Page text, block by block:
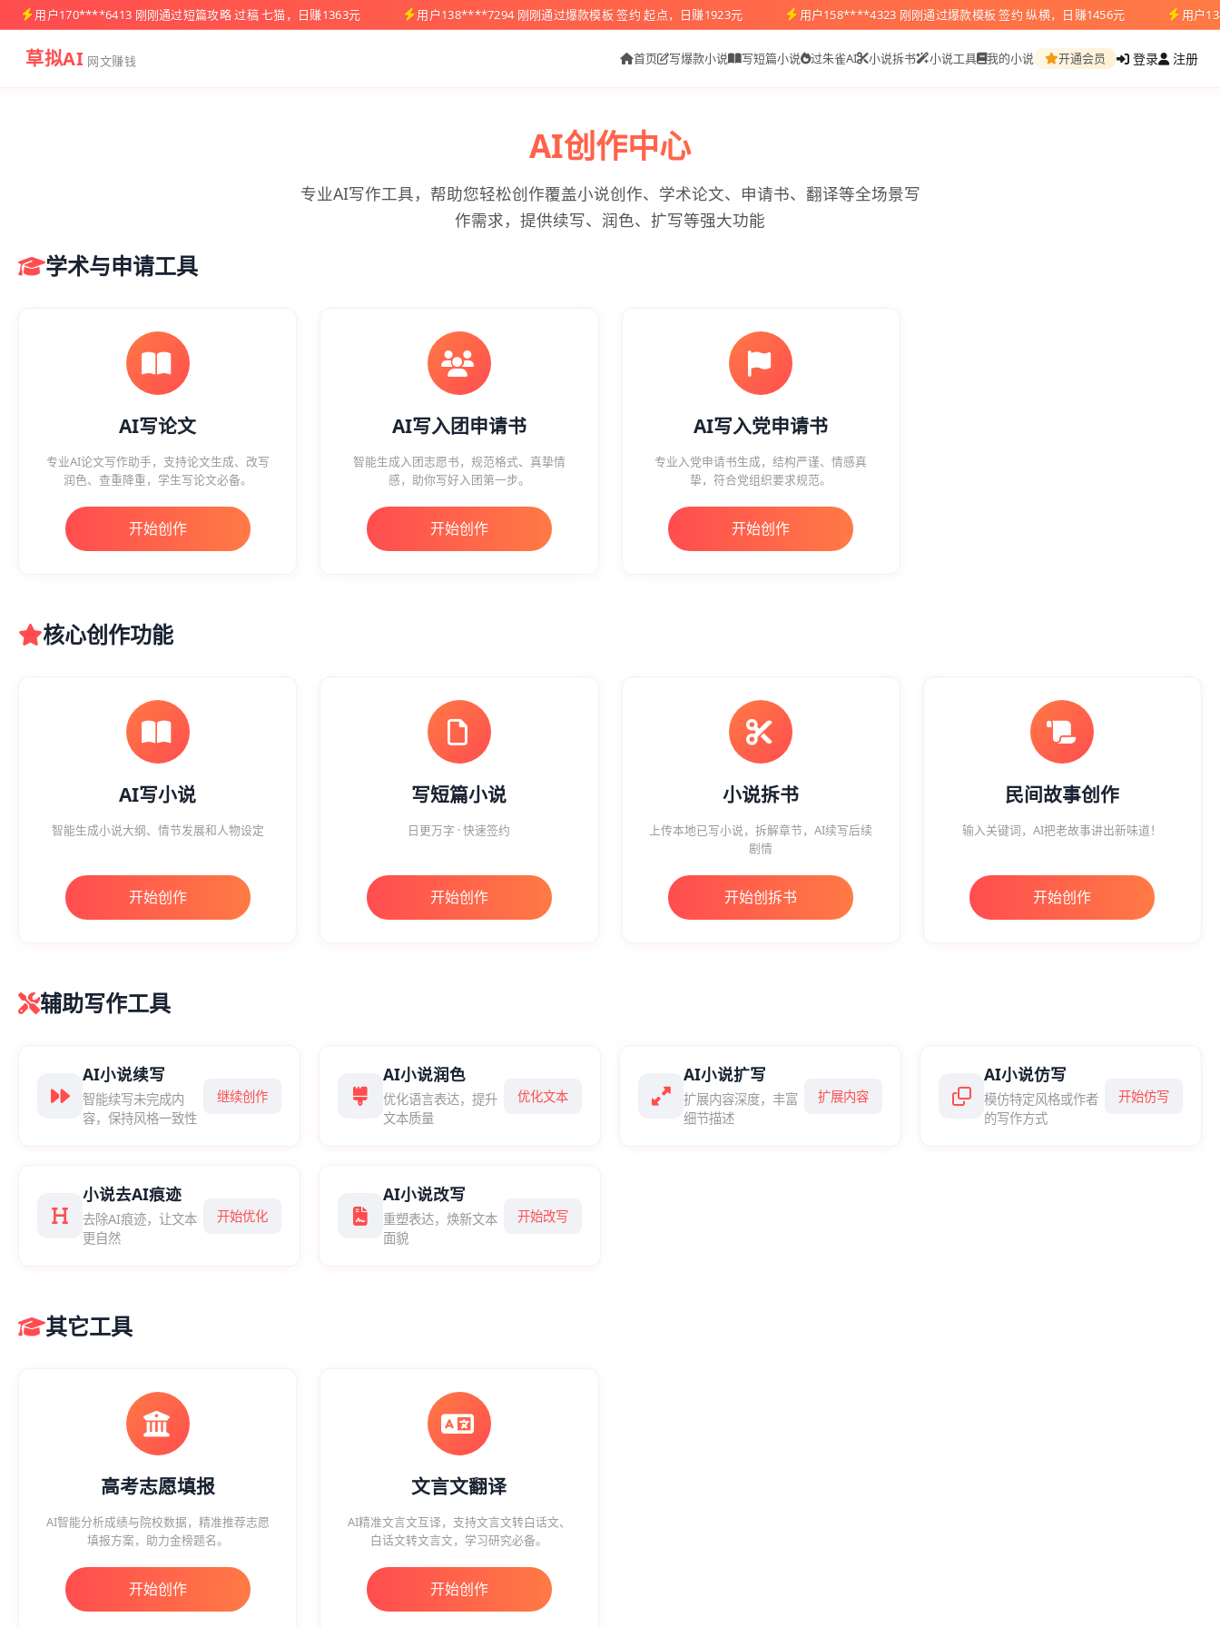
用户170****6413 刚刚通过短篇攻略 过稿 七猫，日赚1363元 用户138****7294 刚刚通过爆款模板 签约 起点，日赚1923元 用户158****4323 刚刚通过爆款模板 签约 纵横，日赚1456元 用户
草拟AI 网文赚钱 首页 写爆款小说 写短篇小说 过朱雀AI 小说拆书 小说工具 我的小说 开通会员 登录 注册
AI创作中心
专业AI写作工具，帮助您轻松创作覆盖小说创作、学术论文、申请书、翻译等全场景写
作需求，提供续写、润色、扩写等强大功能
学术与申请工具
AI写论文
专业AI论文写作助手，支持论文生成、改写
润色、查重降重，学生写论文必备。
开始创作
AI写入团申请书
智能生成入团志愿书，规范格式、真挚情
感，助你写好入团第一步。
开始创作
AI写入党申请书
专业入党申请书生成，结构严谨、情感真
挚，符合党组织要求规范。
开始创作
核心创作功能
AI写小说
智能生成小说大纲、情节发展和人物设定
开始创作
写短篇小说
日更万字 · 快速签约
开始创作
小说拆书
上传本地已写小说，拆解章节，AI续写后续
剧情
开始创拆书
民间故事创作
输入关键词，AI把老故事讲出新味道！
开始创作
辅助写作工具
AI小说续写
智能续写未完成内
容，保持风格一致性
继续创作
AI小说润色
优化语言表达，提升
文本质量
优化文本
AI小说扩写
扩展内容深度，丰富
细节描述
扩展内容
AI小说仿写
模仿特定风格或作者
的写作方式
开始仿写
小说去AI痕迹
去除AI痕迹，让文本
更自然
开始优化
AI小说改写
重塑表达，焕新文本
面貌
开始改写
其它工具
高考志愿填报
AI智能分析成绩与院校数据，精准推荐志愿
填报方案，助力金榜题名。
开始创作
文言文翻译
AI精准文言文互译，支持文言文转白话文、
白话文转文言文，学习研究必备。
开始创作